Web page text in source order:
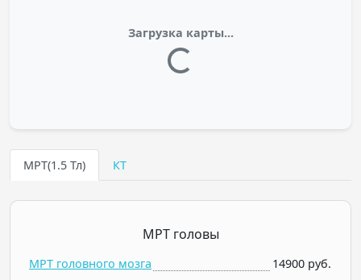
Загрузка карты...
МРТ(1.5 Тл) КТ
МРТ головы
МРТ головного мозга
14900 руб.